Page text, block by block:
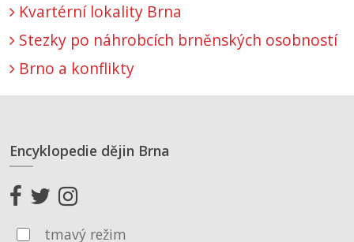
Kvartérní lokality Brna
Stezky po náhrobcích brněnských osobností
Brno a konflikty
Encyklopedie dějin Brna
tmavý režim